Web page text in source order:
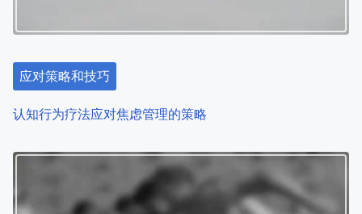
a
i
应对策略和技巧
认知行为疗法应对焦虑管理的策略